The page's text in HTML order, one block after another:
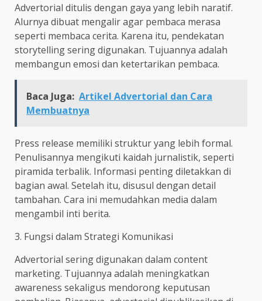
Advertorial ditulis dengan gaya yang lebih naratif.
Alurnya dibuat mengalir agar pembaca merasa
seperti membaca cerita. Karena itu, pendekatan
storytelling sering digunakan. Tujuannya adalah
membangun emosi dan ketertarikan pembaca.
Baca Juga: Artikel Advertorial dan Cara
Membuatnya
Press release memiliki struktur yang lebih formal.
Penulisannya mengikuti kaidah jurnalistik, seperti
piramida terbalik. Informasi penting diletakkan di
bagian awal. Setelah itu, disusul dengan detail
tambahan. Cara ini memudahkan media dalam
mengambil inti berita.
3. Fungsi dalam Strategi Komunikasi
Advertorial sering digunakan dalam content
marketing. Tujuannya adalah meningkatkan
awareness sekaligus mendorong keputusan